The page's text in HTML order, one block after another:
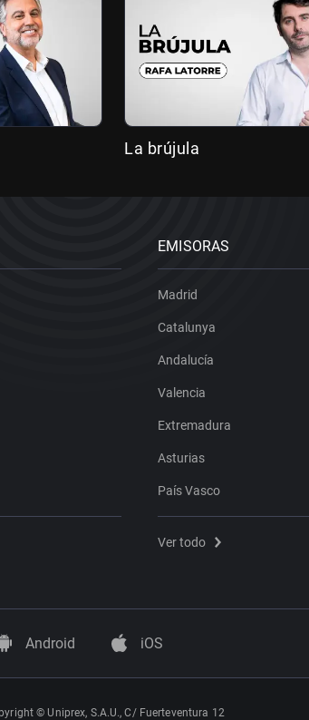
La brújula
EMISORAS
Madrid
Catalunya
Andalucía
Valencia
Extremadura
Asturias
País Vasco
Ver todo
Android iOS
© Uniprex, S.A.U., C/ Fuerteventura 12